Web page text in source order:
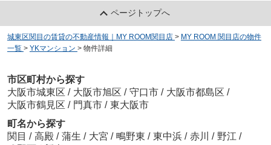
ページトップへ
城東区関目の賃貸の不動産情報｜MY ROOM関目店 > MY ROOM 関目店の物件
一覧 > YKマンション > 物件詳細
市区町村から探す
大阪市城東区 / 大阪市旭区 / 守口市 / 大阪市都島区 /
大阪市鶴見区 / 門真市 / 東大阪市
町名から探す
関目 / 高殿 / 蒲生 / 大宮 / 鴫野東 / 東中浜 / 赤川 / 野江 /